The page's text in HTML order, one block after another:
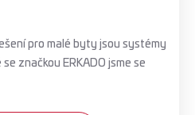
pro malé byty jsou systémy
značkou ERKADO jsme se